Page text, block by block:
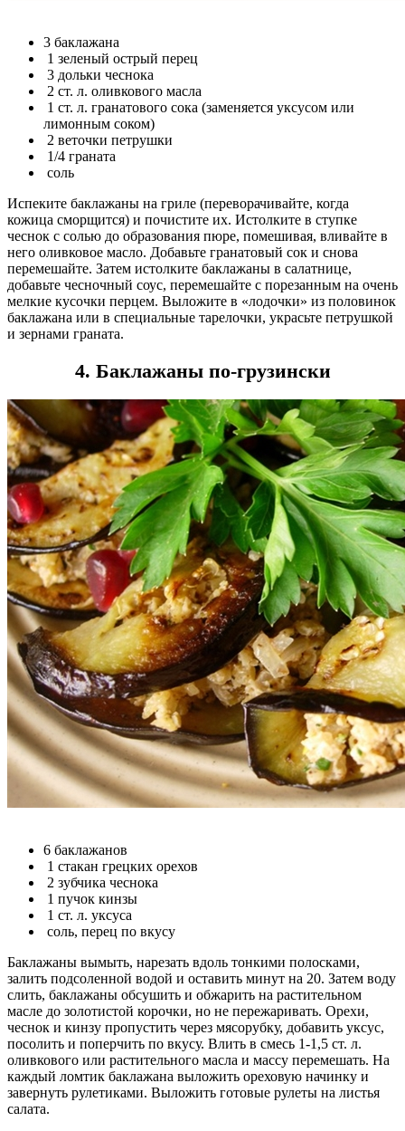
3 баклажана
1 зеленый острый перец
3 дольки чеснока
2 ст. л. оливкового масла
1 ст. л. гранатового сока (заменяется уксусом или
лимонным соком)
2 веточки петрушки
1/4 граната
соль
Испеките баклажаны на гриле (переворачивайте, когда
кожица сморщится) и почистите их. Истолките в ступке
чеснок с солью до образования пюре, помешивая, вливайте в
него оливковое масло. Добавьте гранатовый сок и снова
перемешайте. Затем истолките баклажаны в салатнице,
добавьте чесночный соус, перемешайте с порезанным на очень
мелкие кусочки перцем. Выложите в «лодочки» из половинок
баклажана или в специальные тарелочки, украсьте петрушкой
и зернами граната.
4. Баклажаны по-грузински
6 баклажанов
1 стакан грецких орехов
2 зубчика чеснока
1 пучок кинзы
1 ст. л. уксуса
соль, перец по вкусу
Баклажаны вымыть, нарезать вдоль тонкими полосками,
залить подсоленной водой и оставить минут на 20. Затем воду
слить, баклажаны обсушить и обжарить на растительном
масле до золотистой корочки, но не пережаривать. Орехи,
чеснок и кинзу пропустить через мясорубку, добавить уксус,
посолить и поперчить по вкусу. Влить в смесь 1-1,5 ст. л.
оливкового или растительного масла и массу перемешать. На
каждый ломтик баклажана выложить ореховую начинку и
завернуть рулетиками. Выложить готовые рулеты на листья
салата.